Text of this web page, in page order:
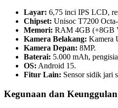
Layar: 6,75 inci IPS LCD,
Chipset: Unisoc T7200
Memori: RAM 4GB (+8GB
Kamera Belakang: Kamera
Kamera Depan: 8MP.
Baterai: 5.000 mAh,
OS: Android 15.
Fitur Lain: Sensor sidik jari
Kegunaan dan Keunggulan